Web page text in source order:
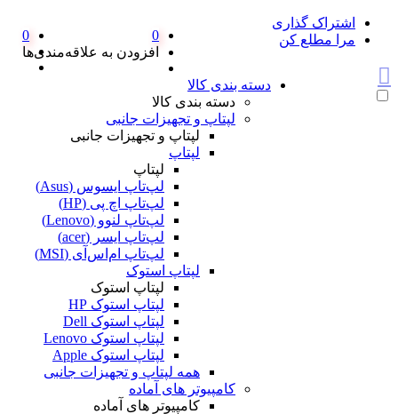
اشتراک گذاری
مرا مطلع کن
0
افزودن به علاقه‌مندی‌ها
0
دسته بندی کالا
دسته بندی کالا
لپتاپ و تجهیزات جانبی
لپتاپ و تجهیزات جانبی
لپتاپ
لپتاپ
لپ‌تاپ ایسوس (Asus)
لپ‌تاپ اچ پی (HP)
لپ‌تاپ لنوو (Lenovo)
لپ‌تاپ ایسر (acer)
لپ‌تاپ ام‌اس‌آی (MSI)
لپتاپ استوک
لپتاپ استوک
لپتاپ استوک HP
لپتاپ استوک Dell
لپتاپ استوک Lenovo
لپتاپ استوک Apple
همه لپتاپ و تجهیزات جانبی
کامپیوتر های آماده
کامپیوتر های آماده